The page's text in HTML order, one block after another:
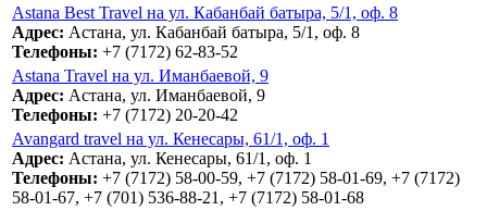
Astana Best Travel на ул. Кабанбай батыра, 5/1, оф. 8
Адрес: Астана, ул. Кабанбай батыра, 5/1, оф. 8
Телефоны: +7 (7172) 62-83-52
Astana Travel на ул. Иманбаевой, 9
Адрес: Астана, ул. Иманбаевой, 9
Телефоны: +7 (7172) 20-20-42
Avangard travel на ул. Кенесары, 61/1, оф. 1
Адрес: Астана, ул. Кенесары, 61/1, оф. 1
Телефоны: +7 (7172) 58-00-59, +7 (7172) 58-01-69, +7 (7172)
58-01-67, +7 (701) 536-88-21, +7 (7172) 58-01-68